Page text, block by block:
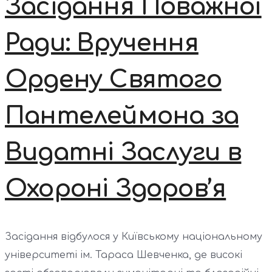
Засідання Поважної
Ради: Вручення
Ордену Святого
Пантелеймона за
Видатні Заслуги в
Охороні Здоров’я
Засідання відбулося у Київському національному
університеті ім. Тараса Шевченка, де високі